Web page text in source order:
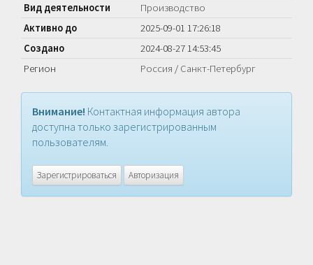
Вид деятельности
Производство
Активно до
2025-09-01 17:26:18
Создано
2024-08-27 14:53:45
Регион
Россия / Санкт-Петербург
Внимание! Контактная информация автора
доступна только зарегистрированным
пользователям.
Зарегистрироваться Авторизация